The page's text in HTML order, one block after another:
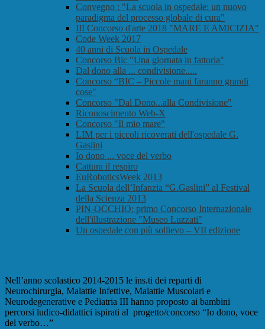
Convegno : "La scuola in ospedale: un nuovo
paradigma del processo globale di cura"
III Concorso d'arte 2018 "MARE E AMICIZIA"
Code Week 2017
40 anni di Scuola in Ospedale
Concorso Bic "Una giornata in fattoria"
Dal dono alla ... condivisione.....
Concorso “BIC – Piccole mani faranno grandi
cose"
Concorso "Dal Dono...alla Condivisione"
Riconoscimento Web-X
Concorso "Il mio mare"
LIM per i piccoli ricoverati dell'ospedale G.
Gaslini
Io dono ... voce del verbo
Cattura il respiro
EuRoboticsWeek 2013
La Scuola dell’Infanzia “G.Gaslini” al Festival
della Scienza 2013
PIN-OCCHIO: primo Concorso Internazionale
dell'illustrazione "Museo Luzzati"
Un ospedale con più sollievo – VII edizione
Nell’anno scolastico 2014-2015 le ins.ti dei reparti di
Neurochirurgia, Malattie Infettive, Malattie Muscolari e
Neurodegenerative e Pediatria III hanno proposto ai bambini
percorsi ludico-didattici ispirati al progetto/concorso “Io dono, voce
del verbo…”